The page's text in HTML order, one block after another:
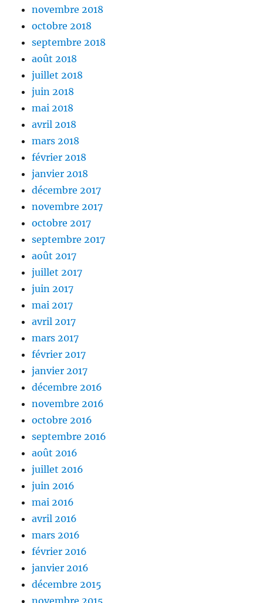
novembre 2018
octobre 2018
septembre 2018
août 2018
juillet 2018
juin 2018
mai 2018
avril 2018
mars 2018
février 2018
janvier 2018
décembre 2017
novembre 2017
octobre 2017
septembre 2017
août 2017
juillet 2017
juin 2017
mai 2017
avril 2017
mars 2017
février 2017
janvier 2017
décembre 2016
novembre 2016
octobre 2016
septembre 2016
août 2016
juillet 2016
juin 2016
mai 2016
avril 2016
mars 2016
février 2016
janvier 2016
décembre 2015